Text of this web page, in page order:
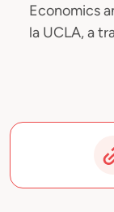
Economics
la UCLA, a